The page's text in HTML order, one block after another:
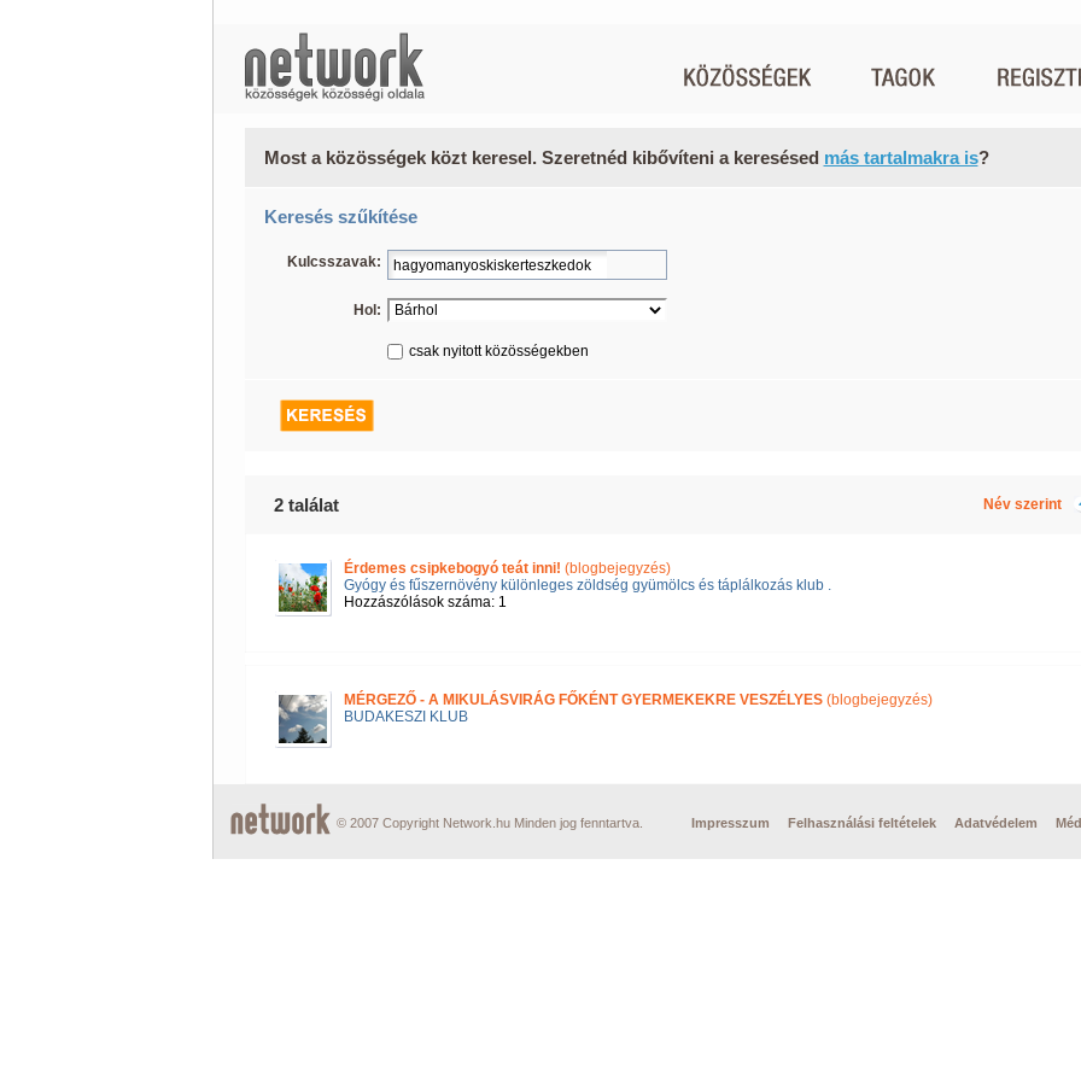
Most a közösségek közt keresel. Szeretnéd kibővíteni a keresésed más tartalmakra is?
Keresés szűkítése
Kulcsszavak:
Hol:
csak nyitott közösségekben
2 találat Név szerint
Érdemes csipkebogyó teát inni! (blogbejegyzés)
Gyógy és fűszernövény különleges zöldség gyümölcs és táplálkozás klub .
Hozzászólások száma: 1
MÉRGEZŐ - A MIKULÁSVIRÁG FŐKÉNT GYERMEKEKRE VESZÉLYES(blogbejegyzés)
BUDAKESZI KLUB
© 2007 Copyright Network.hu Minden jog fenntartva. Impresszum Felhasználási feltételek Adatvédelem